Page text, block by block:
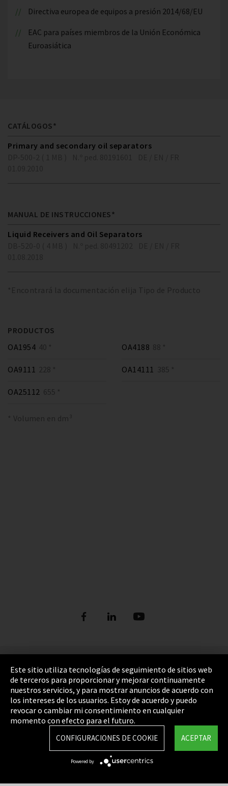
Directiva europea de equipos a presión 2014/68/EU
EAC para países miembros de la Unión Económica
Euroasiática
CATÁLOGOS*
Primary and secondary oil separators
MANUAL DE INSTRUCCIONES*
Liquid Receivers and Oil Separators
*Encontrará la documentación elija Tipo de Producto
PRODUCTOS
OA1954 40 * OA4188 88 *
OA9111 228 * OA14111 385 *
OA25112 655 *
* Volumen en dm³
Pie de imprenta
Política de privacidad
Cookie Settings
Términos y Condiciones
Mapa del sitio
Integrity Line
Este sitio utiliza tecnologías de seguimiento de sitios web
de terceros para proporcionar y mejorar continuamente
nuestros servicios, y para mostrar anuncios de acuerdo con
los intereses de los usuarios. Estoy de acuerdo y puedo
revocar o cambiar mi consentimiento en cualquier
momento con efecto para el futuro.
ACEPTAR
CONFIGURACIONES DE COOKIE
Powered by